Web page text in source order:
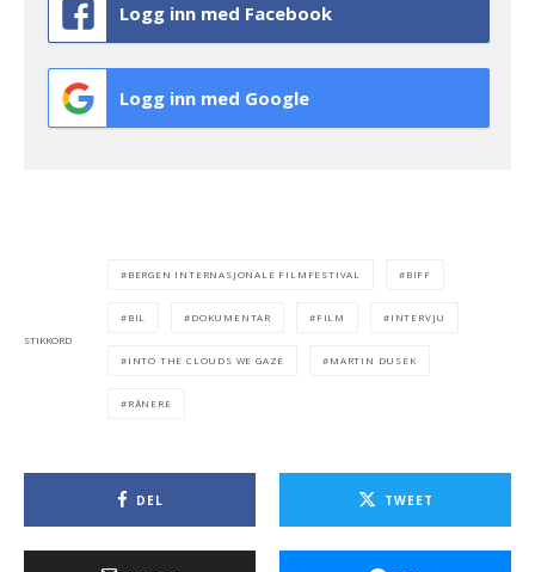
Logg inn med Facebook
Logg inn med Google
STIKKORD
BERGEN INTERNASJONALE FILMFESTIVAL BIFF
BIL DOKUMENTAR FILM INTERVJU
INTO THE CLOUDS WE GAZE MARTIN DUSEK
RÅNERE
DEL TWEET